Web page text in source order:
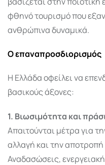
φθηνό τουρισμό που
ανθρώπινα δυναμικά.
Ο επαναπροσδιορισμός
Η Ελλάδα οφείλει να
βασικούς άξονες:
1. Βιωσιμότητα και
Απαιτούνται μέτρα για
αλλαγή και την
Αναδασώσεις,